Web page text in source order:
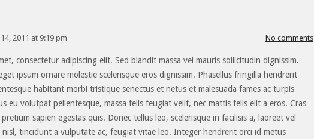
14, 2011 at 9:19 pm No comments
consectetur adipiscing elit. Sed blandit massa vel mauris sollicitudin dignissim.
ipsum ornare molestie scelerisque eros dignissim. Phasellus fringilla hendrerit
habitant morbi tristique senectus et netus et malesuada fames ac turpis
eu volutpat pellentesque, massa felis feugiat velit, nec mattis felis elit a eros. Cras
sapien egestas quis. Donec tellus leo, scelerisque in facilisis a, laoreet vel
nisl, tincidunt a vulputate ac, feugiat vitae leo. Integer hendrerit orci id metus